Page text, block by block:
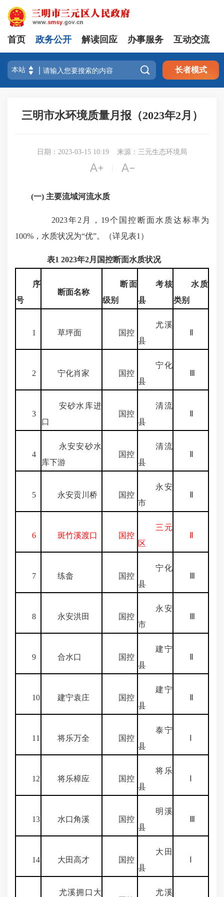
首页 政务公开 解读回应 办事服务 互动交流
 长者模式
三明市水环境质量月报（2023年2月）
日期：2023-03-15 10:19 来源：三元生态环境局
 
(一) 主要流域河流水质
2023年2月，19个国控断面水质达标率为
100%，水质状况为“优”。（详见表1）
表1 2023年2月国控断面水质状况
序
号
断面名称
断面
级别
考核
县
水质
类别
1 草坪面 国控
尤溪
县
2 宁化肖家 国控
宁化
县
3
安砂水库进
口
国控
清流
县
4
永安安砂水
库下游
国控
清流
县
5 永安贡川桥 国控
永安
市
6 斑竹溪渡口 国控
三元
区
7 练畲 国控
宁化
县
8 永安洪田 国控
永安
市
9 合水口 国控
建宁
县
10 建宁袁庄 国控
建宁
县
11 将乐万全 国控
泰宁
县
12 将乐樟应 国控
将乐
县
13 水口角溪 国控
明溪
县
14 大田高才 国控
大田
县
尤溪拥口大
尤溪